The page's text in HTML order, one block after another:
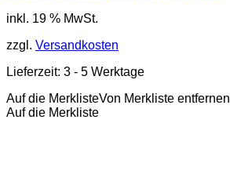
inkl. 19 % MwSt.
zzgl. Versandkosten
Lieferzeit: 3 - 5 Werktage
Auf die MerklisteVon Merkliste entfernen
Auf die Merkliste